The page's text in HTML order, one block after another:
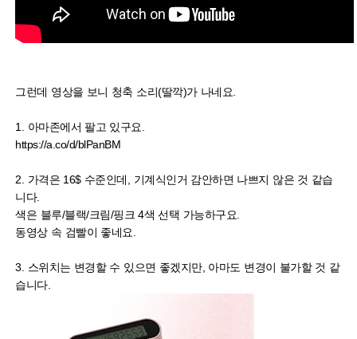
그런데 영상을 보니 청축 소리(딸깍)가 나네요.
1. 아마존에서 팔고 있구요.
https://a.co/d/blPanBM
2. 가격은 16$ 수준인데, 기계식인거 감안하면 나쁘지 않은 것 같습
니다.
색은 블루/블랙/크림/핑크 4색 선택 가능하구요.
동영상 속 검빨이 좋네요.
3. 스위치는 변경할 수 있으면 좋겠지만, 아마도 변경이 불가할 것 같
습니다.